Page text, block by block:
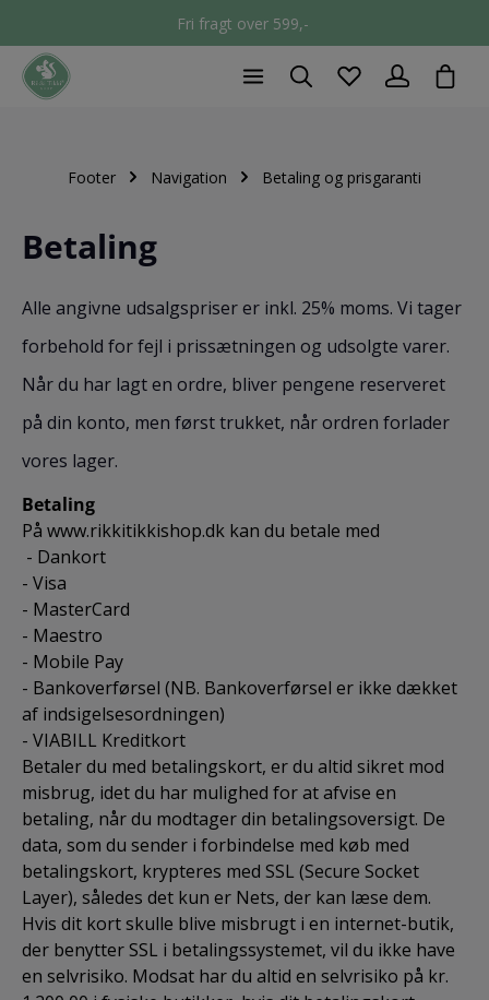
Fri fragt over 599,-
Footer Navigation Betaling og prisgaranti
Betaling
Alle angivne udsalgspriser er inkl. 25% moms. Vi tager
forbehold for fejl i prissætningen og udsolgte varer.
Når du har lagt en ordre, bliver pengene reserveret
på din konto, men først trukket, når ordren forlader
vores lager.
Betaling
På www.rikkitikkishop.dk kan du betale med
- Dankort
- Visa
- MasterCard
- Maestro
- Mobile Pay
- Bankoverførsel (NB. Bankoverførsel er ikke dækket
af indsigelsesordningen)
- VIABILL Kreditkort
Betaler du med betalingskort, er du altid sikret mod
misbrug, idet du har mulighed for at afvise en
betaling, når du modtager din betalingsoversigt. De
data, som du sender i forbindelse med køb med
betalingskort, krypteres med SSL (Secure Socket
Layer), således det kun er Nets, der kan læse dem.
Hvis dit kort skulle blive misbrugt i en internet-butik,
der benytter SSL i betalingssystemet, vil du ikke have
en selvrisiko. Modsat har du altid en selvrisiko på kr.